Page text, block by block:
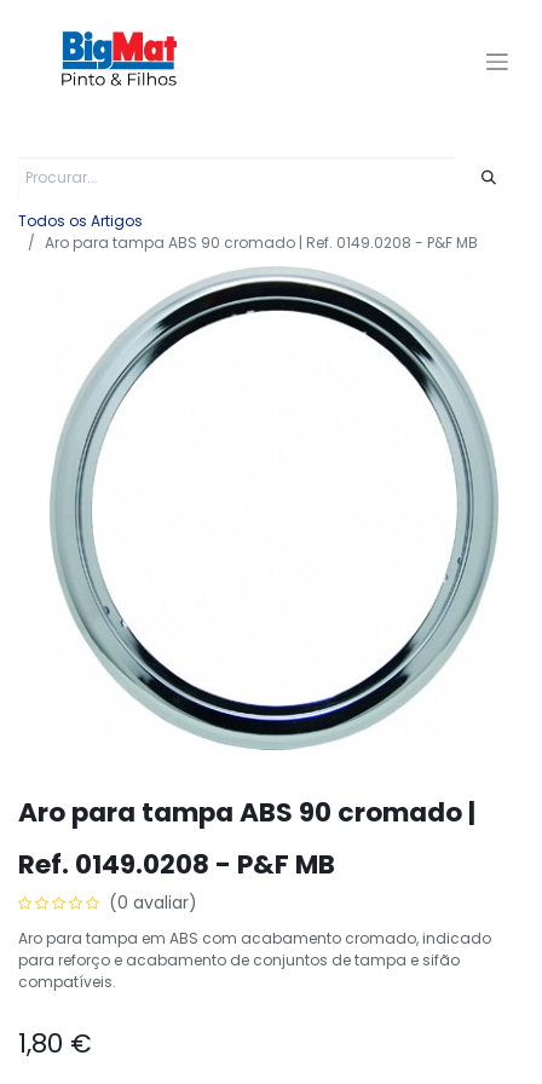
Todos os Artigos
Aro para tampa ABS 90 cromado | Ref. 0149.0208 - P&F MB
Aro para tampa ABS 90 cromado |
Ref. 0149.0208 - P&F MB
(0 avaliar)
Aro para tampa em ABS com acabamento cromado, indicado
para reforço e acabamento de conjuntos de tampa e sifão
compatíveis.
1,80 €